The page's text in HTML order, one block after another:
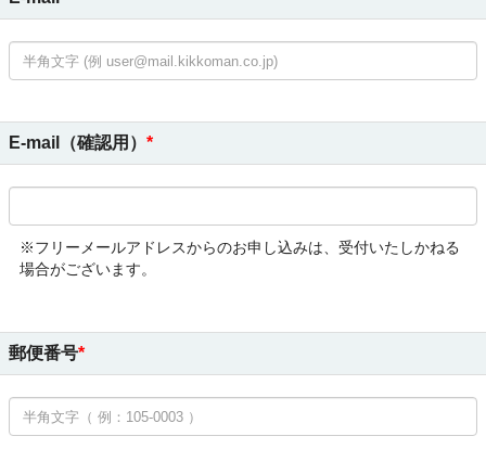
E-mail（確認用）
※フリーメールアドレスからのお申し込みは、受付いたしかねる
場合がございます。
郵便番号